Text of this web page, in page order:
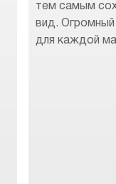
тем самым
вид.
для каждой